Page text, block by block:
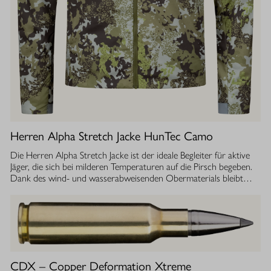
Herren Alpha Stretch Jacke HunTec Camo
Die Herren Alpha Stretch Jacke ist der ideale Begleiter für aktive
Jäger, die sich bei milderen Temperaturen auf die Pirsch begeben.
Dank des wind- und wasserabweisenden Obermaterials bleibt
leicht und dehnbar ist. Die geräuscharme Verarbeitung sorgt
dafür, dass Sie sich unbemerkt fortbewegen können. Die
luftdurchlässige Isolierung ermöglicht einen optimalen
Feuchtigkeitstransport, sodass Sie auch bei anstrengenden
Aktivitäten stets ein angenehmes Tragegefühl haben. Ob im
CDX – Copper Deformation Xtreme